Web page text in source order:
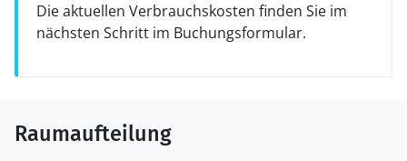
Die aktuellen Verbrauchskosten finden Sie im
nächsten Schritt im Buchungsformular.
Raumaufteilung